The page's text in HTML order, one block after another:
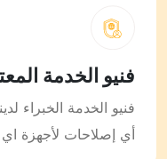
فنيو الخدمة
فنيو الخدمة الخبراء
أي إصلاحات لأجهزة